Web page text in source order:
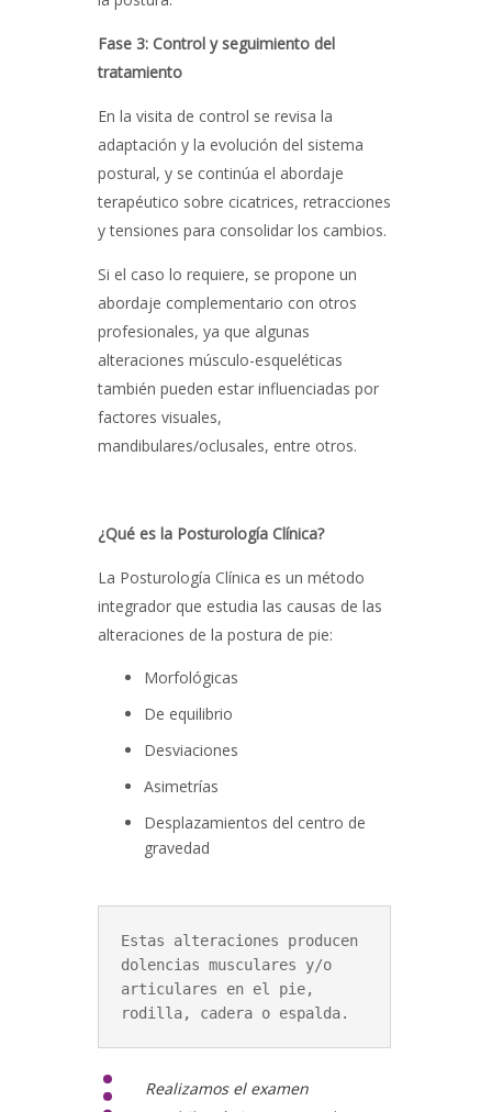
Fase 3: Control y seguimiento del
tratamiento
En la visita de control se revisa la
adaptación y la evolución del sistema
postural, y se continúa el abordaje
terapéutico sobre cicatrices, retracciones
y tensiones para consolidar los cambios.
Si el caso lo requiere, se propone un
abordaje complementario con otros
profesionales, ya que algunas
alteraciones músculo-esqueléticas
también pueden estar influenciadas por
factores visuales,
mandibulares/oclusales, entre otros.
¿Qué es la Posturología Clínica?
La Posturología Clínica es un método
integrador que estudia las causas de las
alteraciones de la postura de pie:
Morfológicas
De equilibrio
Desviaciones
Asimetrías
Desplazamientos del centro de
gravedad
Estas alteraciones producen
dolencias musculares y/o
articulares en el pie,
rodilla, cadera o espalda.
Realizamos el examen